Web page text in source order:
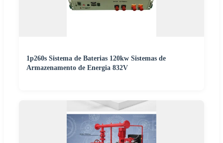
1p260s Sistema de Baterias 120kw Sistemas de
Armazenamento de Energia 832V